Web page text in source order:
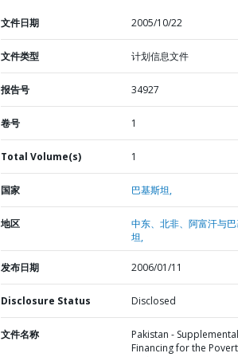
文件日期 2005/10/22
文件类型 计划信息文件
报告号 34927
卷号 1
Total Volume(s) 1
国家 巴基斯坦,
地区
中东、北非、阿富汗与
坦,
发布日期 2006/01/11
Disclosure Status Disclosed
文件名称
Pakistan - Supplemental
Financing for the